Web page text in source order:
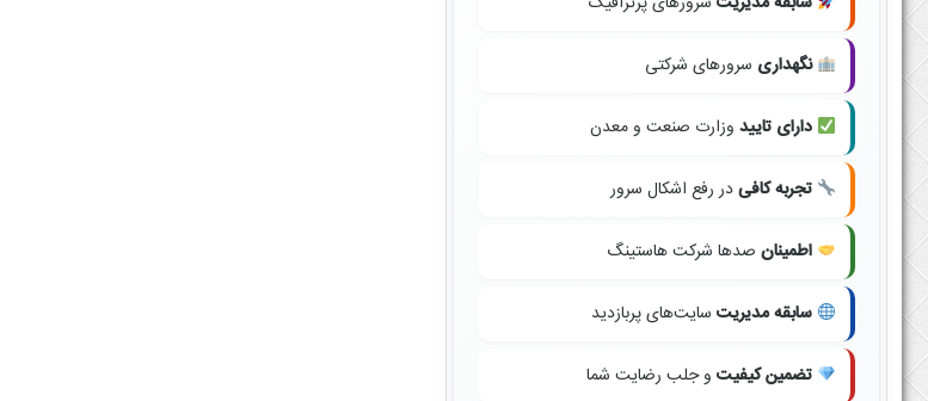
نگهداری سرورهای شرکتی
دارای تایید وزارت صنعت و معدن
تجربه کافیدر رفع اشکال سرور
اطمینان صدها شرکت هاستینگ
سابقه مدیریت سایت‌های پربازدید
تضمین کیفیت و جلب رضایت شما